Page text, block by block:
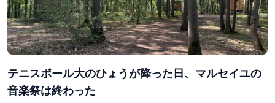
テニスボール大のひょうが降った日、マルセイユの
音楽祭は終わった